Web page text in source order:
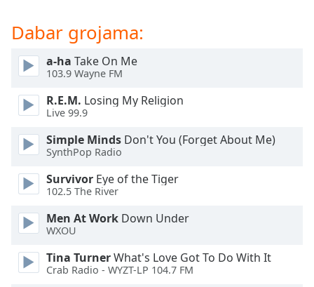
window.
cancel
and
close
window.
Text
Color
Opacity
Text
Dabar grojama:
a-ha Take On Me
103.9 Wayne FM
R.E.M. Losing My Religion
Live 99.9
Simple Minds Don't You (Forget About Me)
SynthPop Radio
Survivor Eye of the Tiger
102.5 The River
Men At Work Down Under
WXOU
Tina TurnerWhat's Love Got To Do With It
Crab Radio - WYZT-LP 104.7 FM